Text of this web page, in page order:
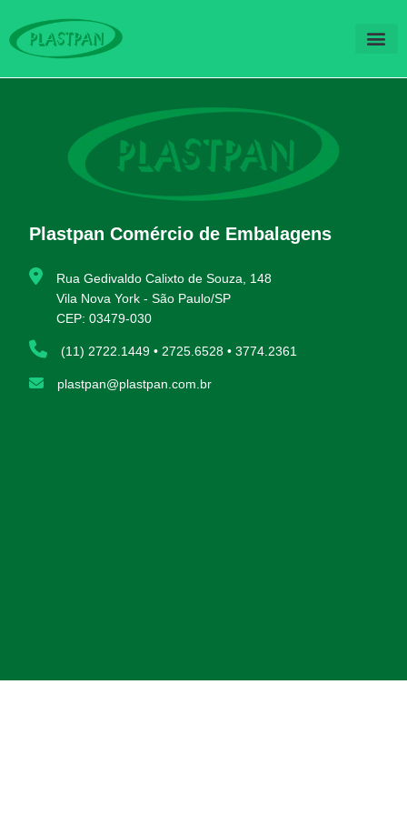
Plastpan Comércio de Embalagens
Rua Gedivaldo Calixto de Souza, 148
Vila Nova York - São Paulo/SP
CEP: 03479-030
(11) 2722.1449 • 2725.6528 • 3774.2361
plastpan@plastpan.com.br